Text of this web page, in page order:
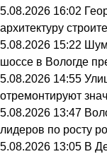
5.08.2026 16:02
архитектуру
5.08.2026 15:22
шоссе в Вологде
5.08.2026 14:55
отремонтируют
5.08.2026 13:47
лидеров по росту
5.08.2026 13:05 В